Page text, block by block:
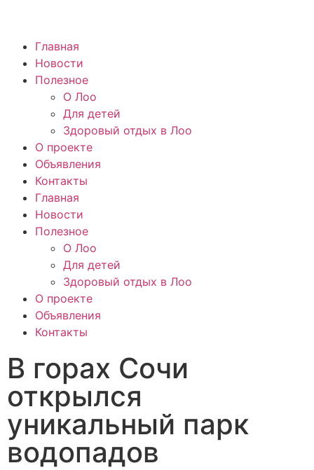
Главная
Новости
Полезное
О Лоо
Для детей
Здоровый отдых в Лоо
О проекте
Объявления
Контакты
Главная
Новости
Полезное
О Лоо
Для детей
Здоровый отдых в Лоо
О проекте
Объявления
Контакты
В горах Сочи
открылся
уникальный парк
водопадов